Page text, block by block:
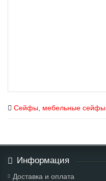
Сейфы мебельные сейфы
Информация
Доставка и оплата